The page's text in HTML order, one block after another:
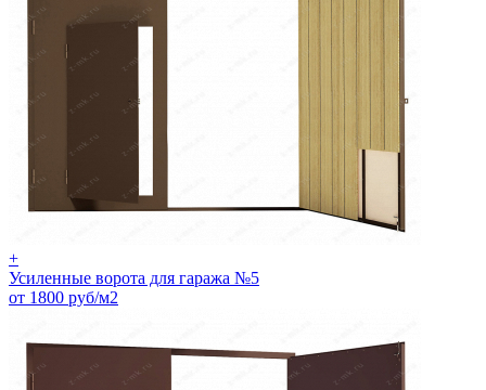
+
Усиленные ворота для гаража №5
от 1800 руб/м2